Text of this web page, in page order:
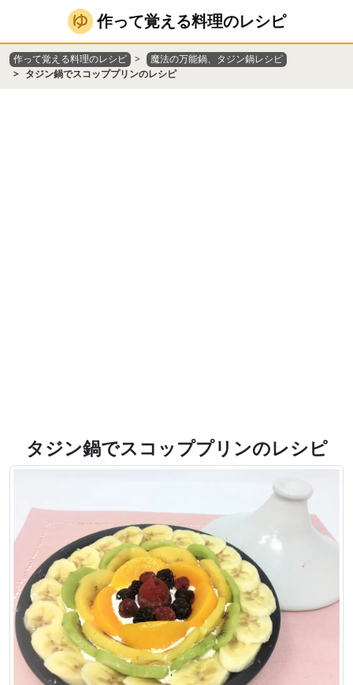
作って覚える料理のレシピ
作って覚える料理のレシピ
魔法の万能鍋、タジン鍋レシピ
タジン鍋でスコッププリンのレシピ
タジン鍋でスコッププリンのレシピ